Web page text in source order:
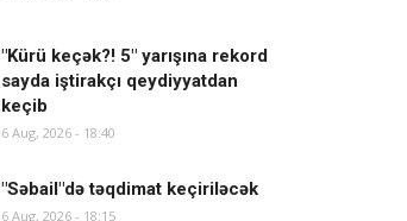
"Kürü keçək?! 5" yarışına rekord
sayda iştirakçı qeydiyyatdan
keçib
6 Aug, 2026 - 18:40
"Səbail"də təqdimat keçiriləcək
6 Aug, 2026 - 18:15